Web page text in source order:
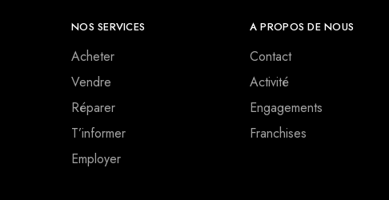
NOS SERVICES
Acheter
Vendre
Réparer
T’informer
Employer
A PROPOS DE NOUS
Contact
Activité
Engagements
Franchises